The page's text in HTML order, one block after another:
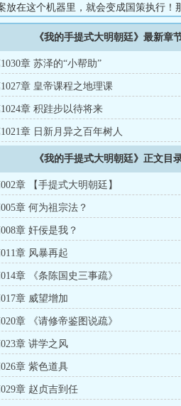
放在这个机器里，就会变成国策执行！
殿”的篡位三件套！什么！威望值不足
朝，实在是太折磨人了！...
《我的手提式大明朝廷》最新章
章 苏泽的“小帮助”
章 皇帝课程之地理课
章 积跬步以待将来
章 日新月异之百年树人
《我的手提式大明朝廷》正文目
章 【手提式大明朝廷】
章 何为祖宗法？
章 奸佞是我？
章 风暴再起
章 《条陈国史三事疏》
章 威望增加
章 《请修帝鉴图说疏》
章 讲学之风
章 紫色道具
章 赵贞吉到任